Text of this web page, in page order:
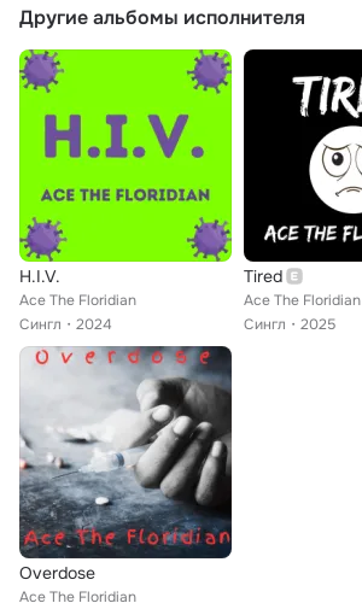
Другие альбомы исполнителя
H.I.V.
Ace The Floridian
Сингл
2024
Tired
Ace The Floridian
Сингл
2025
Overdose
Ace The Floridian